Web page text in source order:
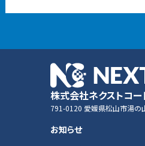
株式会社ネクストコー
791-0120 愛媛県松山市湯の
お知らせ